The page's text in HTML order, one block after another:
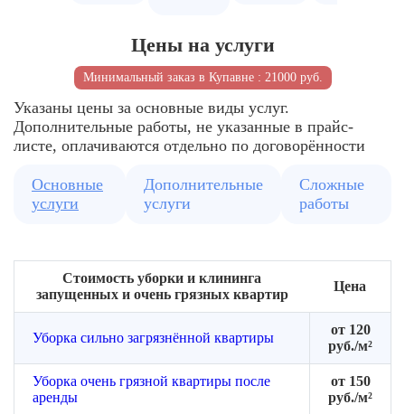
Согласовывает
объём
работ
задач
между
сотрудниками
уборки
Цены на услуги
Минимальный заказ в Купавне : 21000 руб.
Указаны цены за основные виды услуг.
Дополнительные работы, не указанные в прайс-
листе, оплачиваются отдельно по договорённости
Основные
услуги
Дополнительные
услуги
Сложные
работы
Стоимость уборки и клининга
запущенных и очень грязных квартир
Цена
Уборка сильно загрязнённой квартиры
от 120
руб./м²
Уборка очень грязной квартиры после
аренды
от 150
руб./м²